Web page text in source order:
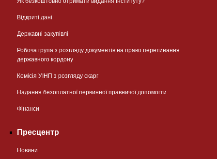
Відкриті дані
Державні закупівлі
Робоча група з розгляду документів на право перетинання
державного кордону
Комісія УІНП з розгляду скарг
Надання безоплатної первинної правничої допомогти
Фінанси
Пресцентр
Новини